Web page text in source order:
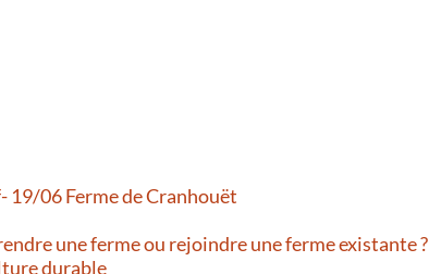
19/06 Ferme de Cranhouët
une ferme ou rejoindre une ferme existante ?
durable